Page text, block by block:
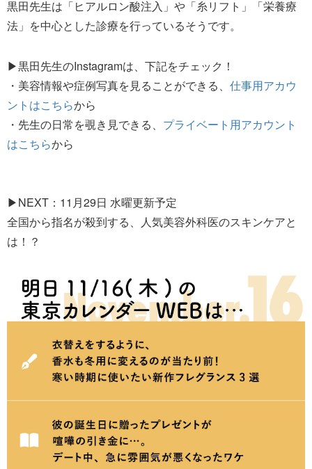
黒田先生は「ヒアルロン酸注入」や「糸リフト」「栄養療
法」を中心とした診療を行っているそうです。
▶黒田先生のInstagramは、下記をチェック！
・美容情報や症例写真を見ることができる、 仕事用アカウ
ントはこちらから
・先生の日常を覗き見できる、 プライベート用アカウント
はこちらから
▶NEXT：11月29日 水曜更新予定
全国から指名が殺到する、人気美容外科医のスキンケアと
は！？